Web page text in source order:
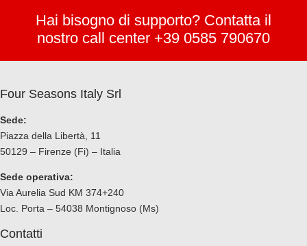
Hai bisogno di supporto? Contatta il
nostro call center +39 0585 790670
Four Seasons Italy Srl
Sede:
Piazza della Libertà, 11
50129 – Firenze (Fi) – Italia
Sede operativa:
Via Aurelia Sud KM 374+240
Loc. Porta – 54038 Montignoso (Ms)
Contatti